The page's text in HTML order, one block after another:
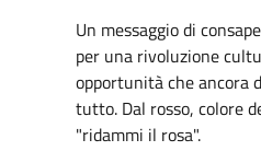
Un messaggio di
per una rivoluzione
opportunità che ancora
tutto. Dal rosso, colore
"ridammi il rosa".